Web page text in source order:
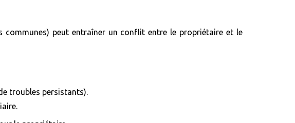
peut entraîner un conflit entre le propriétaire et le
troubles persistants).